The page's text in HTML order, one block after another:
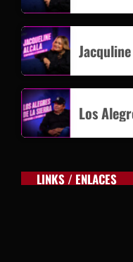
Los
LINKS / ENLACES